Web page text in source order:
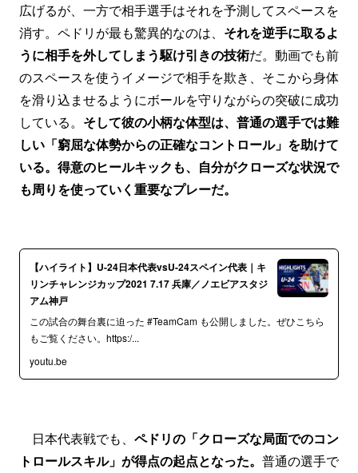
広げるが、一方で相手選手はそれを予測してスペースを
消す。ペドリが最も驚異的なのは、 それを逆手に取るよ
うに相手を外してしまう駆け引きの技術だ。動画でも前
のスペースを使うイメージで相手を欺き、そこから身体
を滑り込ませるようにボールを守りながらの突破に成功
している。 そして彼の小柄な体型は、普通の選手では難
しい「窮屈な体勢からの正確なコントロール」を助けて
いる。得意のヒールキックも、自分がクローズな状況で
も周りを使っていく重要なプレーだ。
【ハイライト】U-24日本代表vsU-24スペイン代表｜キ
リンチャレンジカップ2021 7.17 兵庫／ノエビアスタジ
アム神戸
この試合の舞台裏に迫った #TeamCam も公開しました。ぜひこちら
もご覧ください。https:/...
youtu.be
日本代表戦でも、 ペドリの「クローズな局面でのコン
トロールスキル」が得点の起点となった。 普通の選手で